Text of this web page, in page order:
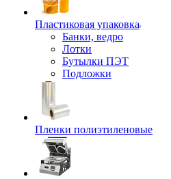
Пластиковая упаковка
Банки, ведро
Лотки
Бутылки ПЭТ
Подложки
Пленки полиэтиленовые